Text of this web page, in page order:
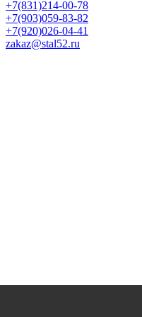
+7(831)214-00-78
+7(903)059-83-82
+7(920)026-04-41
zakaz@stal52.ru